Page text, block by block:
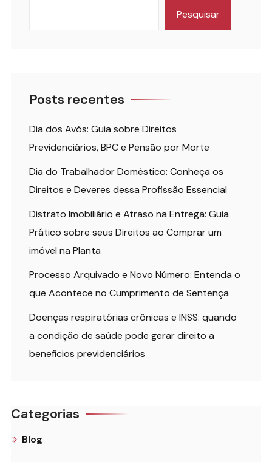
Pesquisar
Posts recentes
Dia dos Avós: Guia sobre Direitos
Previdenciários, BPC e Pensão por Morte
Dia do Trabalhador Doméstico: Conheça os
Direitos e Deveres dessa Profissão Essencial
Distrato Imobiliário e Atraso na Entrega: Guia
Prático sobre seus Direitos ao Comprar um
imóvel na Planta
Processo Arquivado e Novo Número: Entenda o
que Acontece no Cumprimento de Sentença
Doenças respiratórias crônicas e INSS: quando
a condição de saúde pode gerar direito a
benefícios previdenciários
Categorias
Blog